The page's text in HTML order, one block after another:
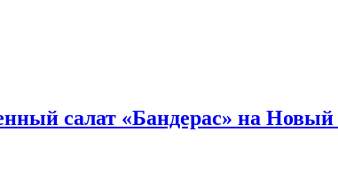
салат «Бандерас» на Новый